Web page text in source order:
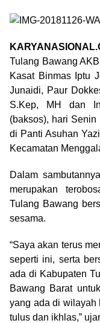
Tulang Bawang
Kasat Binmas Iptu
Junaidi, Paur
S.Kep, MH dan
(baksos), hari
di Panti Asuhan
Kecamatan
Dalam
merupakan
Tulang Bawang
sesama.
“Saya akan terus
seperti ini, serta
ada di Kabupaten
Bawang Barat
yang ada di wilayah
tulus dan ikhlas,”